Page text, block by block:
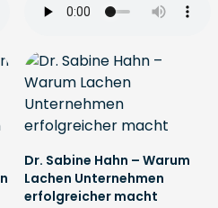
Dr. Sabine Hahn – Warum
Lachen Unternehmen
erfolgreicher macht